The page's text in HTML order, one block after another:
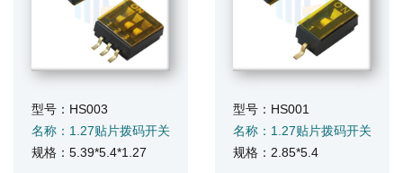
型号：HS003
名称：1.27贴片拨码开关
规格：5.39*5.4*1.27
型号：HS001
名称：1.27贴片拨码开关
规格：2.85*5.4